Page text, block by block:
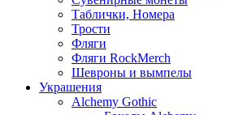
Таблички, Номера
Трости
Фляги
Фляги RockMerch
Шевроны и вымпелы
Украшения
Alchemy Gothic